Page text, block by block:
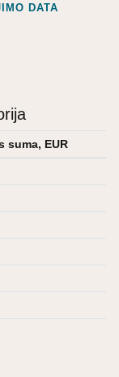
DATA
suma, EUR